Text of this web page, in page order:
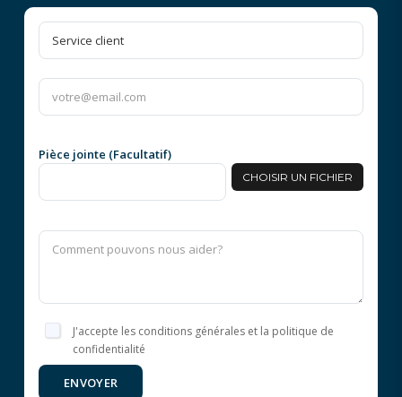
Pièce jointe (Facultatif)
CHOISIR UN FICHIER
J'accepte les conditions générales et la politique de
confidentialité
ENVOYER